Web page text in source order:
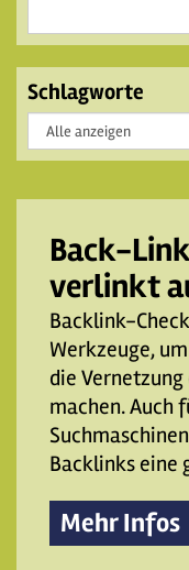
Schlagworte
Back-
verlinkt
Backlink-
Werkzeuge,
die
machen. Auch
Backlinks eine
Mehr Infos